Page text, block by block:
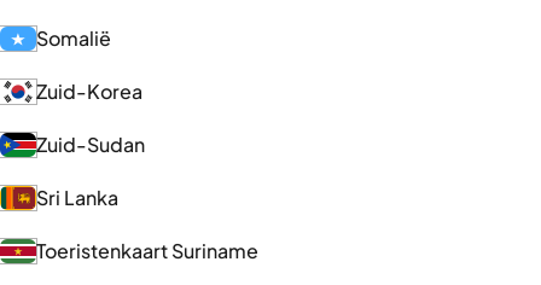
Somalië
Zuid-Korea
Zuid-Sudan
Sri Lanka
Toeristenkaart Suriname